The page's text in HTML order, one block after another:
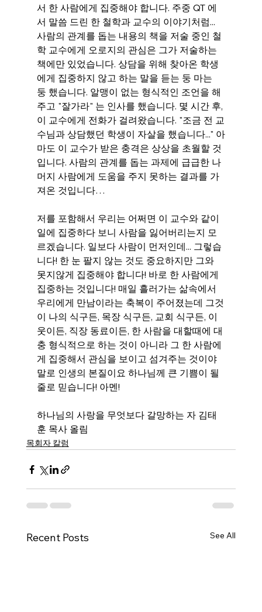
서 한 사람에게 집중해야 합니다. 주중 QT 에
서 말씀 드린 한 철학과 교수의 이야기처럼...
사람의 관계를 돕는 내용의 책을 저술 중인 철
학 교수에게 오로지의 관심은 그가 저술하는
책에만 있었습니다. 상담을 위해 찾아온 학생
에게 집중하지 않고 하는 말을 듣는 둥 마는
둥 했습니다. 알맹이 없는 형식적인 조언을 해
주고 "잘가라" 는 인사를 했습니다. 몇 시간 후,
이 교수에게 전화가 걸려왔습니다. "조금 전 교
수님과 상담했던 학생이 자살을 했습니다..." 아
마도 이 교수가 받은 충격은 상상을 초월할 것
입니다. 사람의 관계를 돕는 과제에 급급한 나
머지 사람에게 도움을 주지 못하는 결과를 가
져온 것입니다…
저를 포함해서 우리는 어쩌면 이 교수와 같이
일에 집중하다 보니 사람을 잃어버리는지 모
르겠습니다. 일보다 사람이 먼저인데... 그렇습
니다! 한 눈 팔지 않는 것도 중요하지만 그와
못지않게 집중해야 합니다! 바로 한 사람에게
집중하는 것입니다! 매일 흘러가는 삶속에서
우리에게 만남이라는 축복이 주어졌는데 그것
이 나의 식구든, 목장 식구든, 교회 식구든, 이
웃이든, 직장 동료이든, 한 사람을 대할때에 대
충 형식적으로 하는 것이 아니라 그 한 사람에
게 집중해서 관심을 보이고 섬겨주는 것이야
말로 인생의 본질이요 하나님께 큰 기쁨이 될
줄로 믿습니다! 아멘!
하나님의 사랑을 무엇보다 갈망하는 자 김태
훈 목사 올림
목회자 칼럼
Recent Posts See All